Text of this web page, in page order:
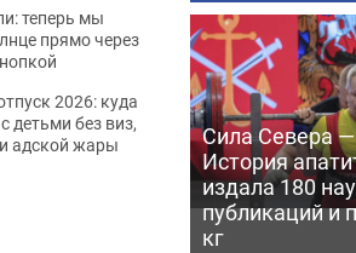
Сила Севера
История
издала 180
публикаций и
кг
теперь мы
прямо через
2026: куда
детьми без виз,
адской жары